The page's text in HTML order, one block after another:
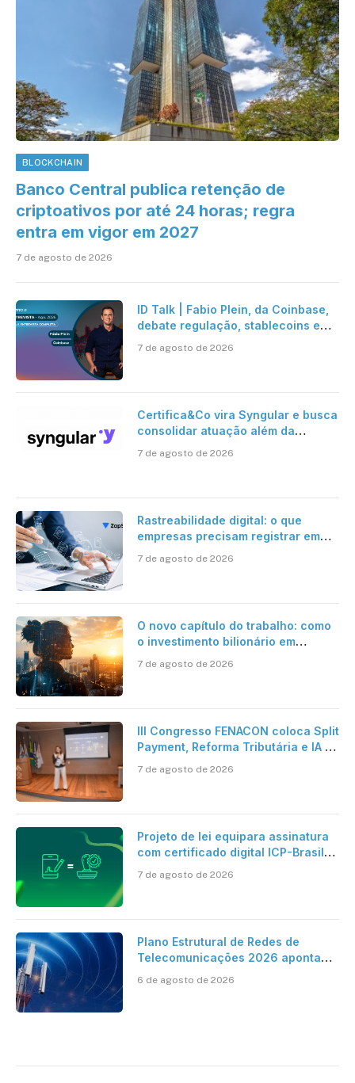
BLOCKCHAIN
Banco Central publica retenção de
criptoativos por até 24 horas; regra
entra em vigor em 2027
7 de agosto de 2026
ID Talk | Fabio Plein, da Coinbase,
debate regulação, stablecoins e
7 de agosto de 2026
Certifica&Co vira Syngular e busca
consolidar atuação além da
7 de agosto de 2026
Rastreabilidade digital: o que
empresas precisam registrar em
7 de agosto de 2026
O novo capítulo do trabalho: como
o investimento bilionário em
verdadeira era da inteligência
7 de agosto de 2026
III Congresso FENACON coloca Split
Payment, Reforma Tributária e IA no
7 de agosto de 2026
Projeto de lei equipara assinatura
com certificado digital ICP-Brasil
cartório
7 de agosto de 2026
Plano Estrutural de Redes de
Telecomunicações 2026 aponta
mantém desafio
6 de agosto de 2026